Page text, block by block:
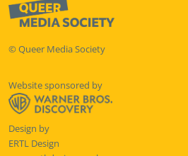
© Queer Media Society
Website sponsored by
Design by
ERTL Design